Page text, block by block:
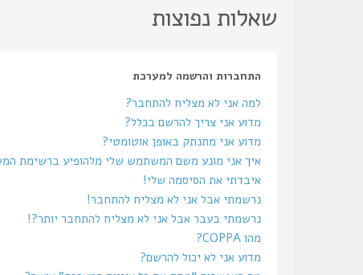
שאלות נפוצות
התחברות והרשמה למערכת
למה אני לא מצליח להתחבר?
מדוע אני צריך להרשם בכלל?
מדוע אני מתנתק באופן אוטומטי?
איך אני מונע משם המשתמש שלי מלהופיע ברשימת
איבדתי את הסיסמה שלי!
נרשמתי אבל אני לא מצליח להתחבר!
נרשמתי בעבר אבל אני לא מצליח להתחבר יותר?!
מהו COPPA?
מדוע אני לא יכול להרשם?